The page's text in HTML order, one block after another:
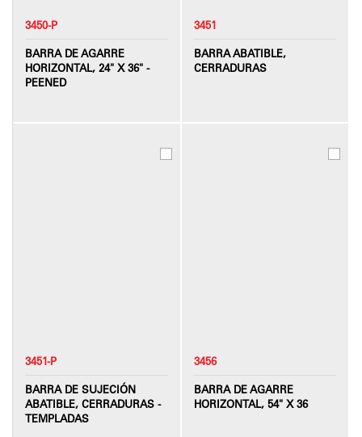
3450-P
BARRA DE AGARRE
HORIZONTAL, 24" X 36" -
PEENED
3451
BARRA ABATIBLE,
CERRADURAS
3451-P
BARRA DE SUJECIÓN
ABATIBLE, CERRADURAS -
TEMPLADAS
3456
BARRA DE AGARRE
HORIZONTAL, 54" X 36